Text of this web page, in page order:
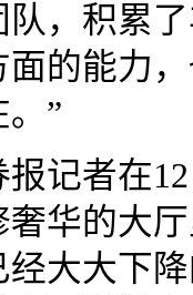
，积累
的能力
”
记者在
华的大
大大下